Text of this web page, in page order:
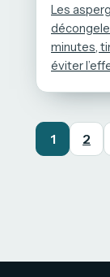
Les
minutes,
éviter
1 2